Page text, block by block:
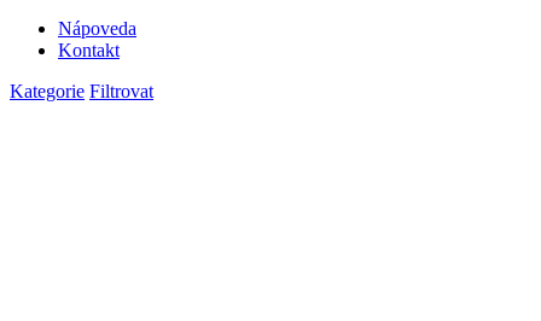
Nápoveda
Kontakt
Kategorie Filtrovat